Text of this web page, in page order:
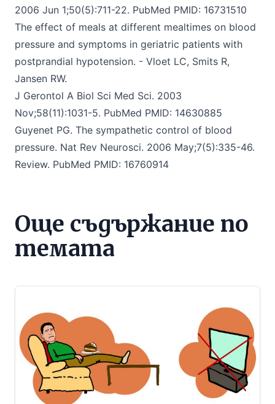
2006 Jun 1;50(5):711-22. PubMed PMID: 16731510
The effect of meals at different mealtimes on blood
pressure and symptoms in geriatric patients with
postprandial hypotension. - Vloet LC, Smits R,
Jansen RW.
J Gerontol A Biol Sci Med Sci. 2003
Nov;58(11):1031-5. PubMed PMID: 14630885
Guyenet PG. The sympathetic control of blood
pressure. Nat Rev Neurosci. 2006 May;7(5):335-46.
Review. PubMed PMID: 16760914
Още съдържание по
темата